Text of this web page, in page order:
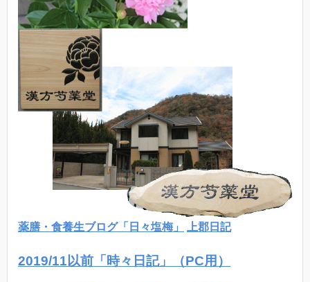
薬膳・食養生ブログ「日々塩梅」 上郡日記
2019/11以前「時々日記」（PC用）